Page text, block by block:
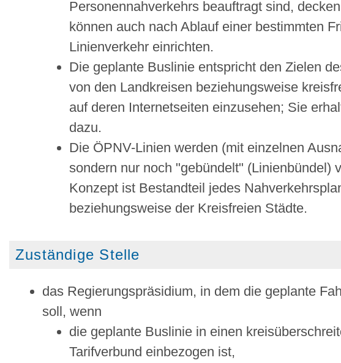
Personennahverkehrs beauftragt sind,
können auch nach Ablauf einer bestimmten
Linienverkehr einrichten.
Die geplante Buslinie entspricht den Zielen
von den Landkreisen beziehungsweise
auf deren Internetseiten einzusehen; Sie
dazu.
Die ÖPNV-Linien werden (mit einzelnen
sondern nur noch "gebündelt" (Linienbündel)
Konzept ist Bestandteil jedes
beziehungsweise der Kreisfreien Städte.
Zuständige Stelle
das Regierungspräsidium, in dem die geplante
soll, wenn
die geplante Buslinie in einen
Tarifverbund einbezogen ist,